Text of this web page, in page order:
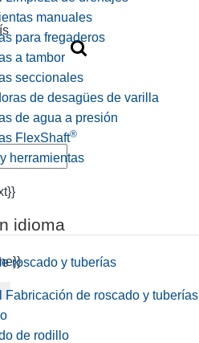
idioma
manuales
para fregaderos
a tambor
seccionales
de desagües de varilla
de agua a presión
FlexShaft®
herramientas
roscado y tuberías
Fabricación de roscado y tuberías
de rodillo